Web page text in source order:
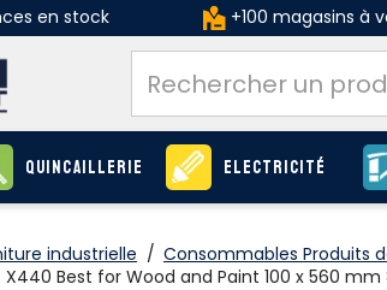
en stock +100 magasins à
Quincaillerie Electricité
industrielle / Consommables Produits
Best for Wood and Paint 100 x 560 mm